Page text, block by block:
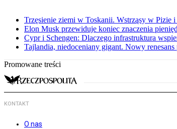
Trzęsienie ziemi w Toskanii. Wstrząsy w Pizie
Elon Musk przewiduje koniec znaczenia
Cypr i Schengen: Dlaczego infrastruktura
Tajlandia, niedoceniany gigant. Nowy renesans
Promowane treści
KONTAKT
O nas